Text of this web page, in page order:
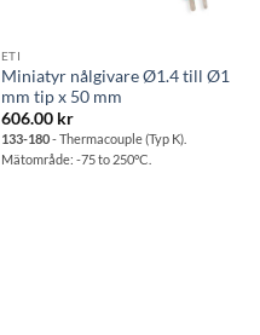
ETI
Miniatyr nålgivare Ø1.4 till Ø1
mm tip x 50 mm
606.00 kr
133-180- Thermacouple (Typ K).
Mätområde: -75 to 250°C.